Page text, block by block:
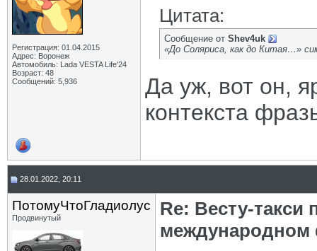
Регистрация: 01.04.2015
Адрес: Воронеж
Автомобиль: Lada VESTA Life'24
Возраст: 48
Сообщений: 5,936
Цитата:
Сообщение от Shev4uk
«До Соляриса, как до Китая…»
Да уж, вот он,
контекста
28.01.2022, 20:11
ПотомуЧтоГладиолус
Продвинутый
Re: Весту-такси